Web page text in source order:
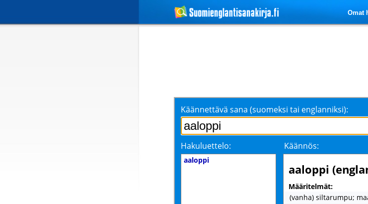
Omat
Käännettävä sana (suomeksi tai englanniksi):
Hakuluettelo: Käännös:
aaloppi
aaloppi
Määritelmät:
(vanha) siltarumpu;